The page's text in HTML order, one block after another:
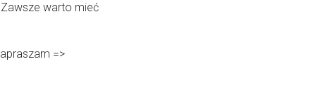
warto mieć
=>